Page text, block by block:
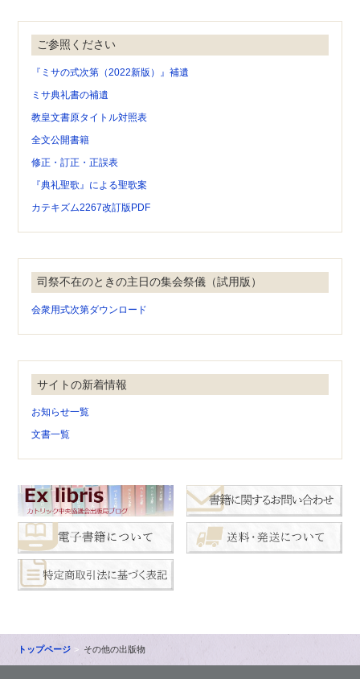
ご参照ください
『ミサの式次第（2022新版）』補遺
ミサ典礼書の補遺
教皇文書原タイトル対照表
全文公開書籍
修正・訂正・正誤表
『典礼聖歌』による聖歌案
カテキズム2267改訂版PDF
司祭不在のときの主日の集会祭儀（試用版）
会衆用式次第ダウンロード
サイトの新着情報
お知らせ一覧
文書一覧
トップページ その他の出版物